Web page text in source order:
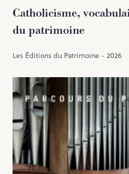
Ressources
NOS CENTRES DE
BASES DE DONNÉES
PATRIMOINE
ANNIVERSAIRE DE
GÉNÉRAL
Contact
Catholicisme,
du patrimoine
Les Éditions du Patrimoine - 2026